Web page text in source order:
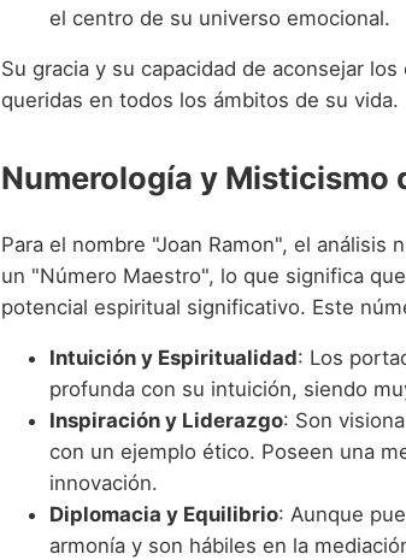
el centro de su universo emocional.
Su gracia y su capacidad de aconsejar
queridas en todos los ámbitos de su vida.
Numerología y Misticismo
Para el nombre "Joan Ramon", el análisis
un "Número Maestro", lo que significa
potencial espiritual significativo. Este
Intuición y Espiritualidad: Los
profunda con su intuición, siendo
Inspiración y Liderazgo: Son
con un ejemplo ético. Poseen una
innovación.
Diplomacia y Equilibrio: Aunque
armonía y son hábiles en la